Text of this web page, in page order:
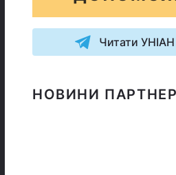
Читати
НОВИНИ